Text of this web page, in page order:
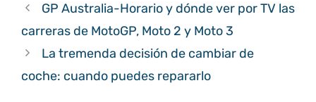
GP Australia-Horario y dónde ver por TV las
carreras de MotoGP, Moto 2 y Moto 3
La tremenda decisión de cambiar de
coche: cuando puedes repararlo